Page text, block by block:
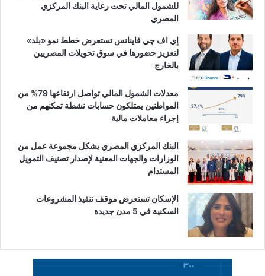
للشمول المالي تحت رعاية البنك المركزي
المصري
إي اف چي فاينانس تستعرض خطط نمو «بلد»
لتعزيز حضورها في سوق تحويلات المصريين
بالخارج
معدلات الشمول المالي تواصل ارتفاعها 79% من
المواطنين يمتلكون حسابات نشطة تمكنهم من
إجراء معاملات مالية
البنك المركزي المصري يشكل مجموعة عمل من
الوزارات والجهات المعنية لإصدار تصنيف التمويل
المستدام
الإسكان تستعرض موقف تنفيذ المشروعات
السكنية في 5 مدن جديدة